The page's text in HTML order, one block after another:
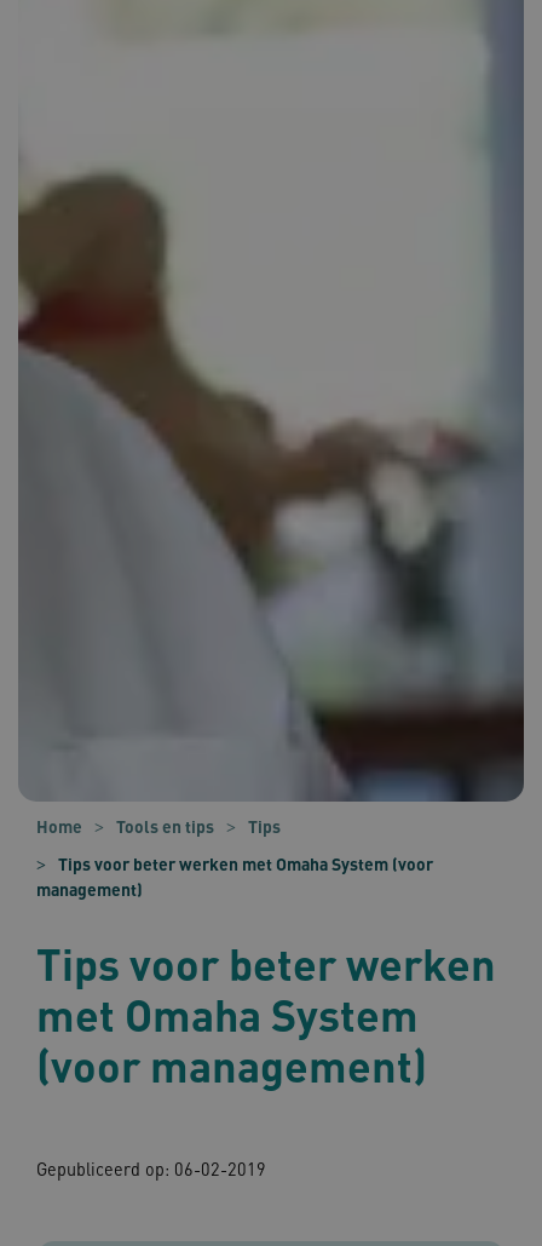
Home Tools en tips
Tips
Tips voor beter werken met Omaha System (voor
management)
Tips voor beter werken
met Omaha System
(voor management)
Gepubliceerd op: 06-02-2019